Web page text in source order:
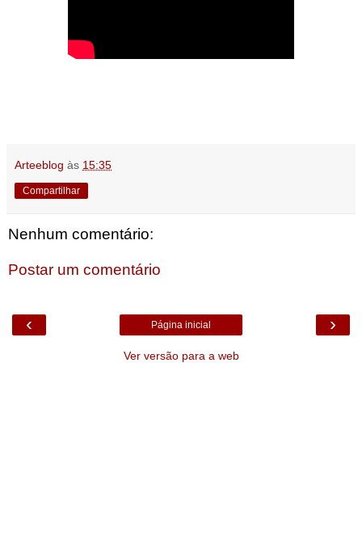
Arteeblog às 15:35
Compartilhar
Nenhum comentário:
Postar um comentário
‹ ›
Página inicial
Ver versão para a web